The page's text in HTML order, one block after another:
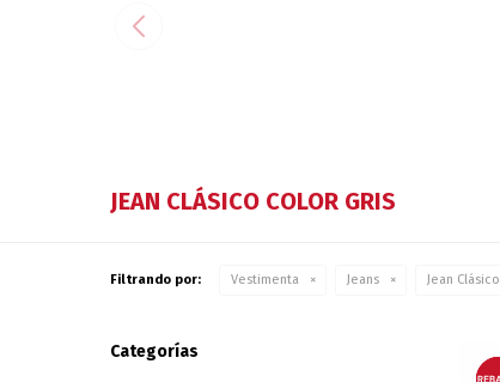
JEAN CLÁSICO COLOR GRIS
Filtrando por: Vestimenta Jeans Jean Clásico
Categorías